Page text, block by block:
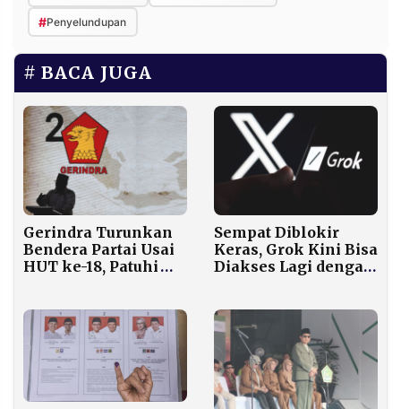
#Penyelundupan
BACA JUGA
Gerindra Turunkan
Bendera Partai Usai
HUT ke-18, Patuhi
Sempat Diblokir
Keras, Grok Kini Bisa
Diakses Lagi dengan